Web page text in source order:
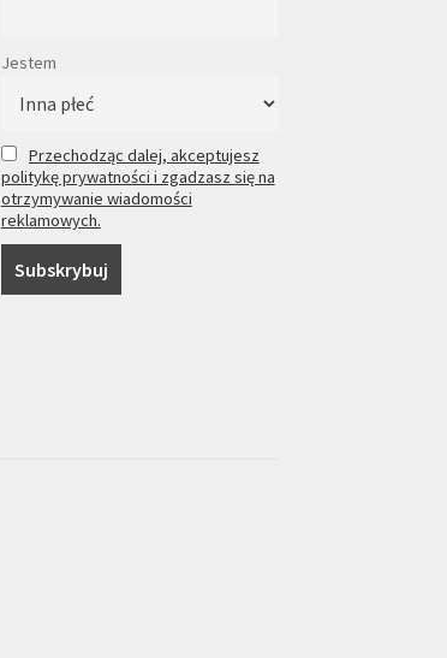
Jestem
Przechodząc dalej, akceptujesz
politykę prywatności i zgadzasz się na
otrzymywanie wiadomości
reklamowych.